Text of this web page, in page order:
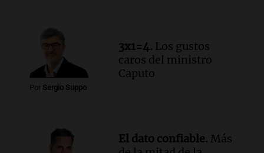
Panorama Federal
Episodios
Por Sergio Suppo
3x1=4. Los gustos
caros del ministro
Caputo
El dato confiable. Más